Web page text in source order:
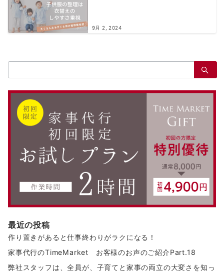
9月 2, 2024
索：
最近の投稿
作り置きがあると仕事終わりがラクになる！
家事代行のTimeMarket お客様のお声のご紹介Part.18
弊社スタッフは、全員が、子育てと家事の両立の大変さを知っ